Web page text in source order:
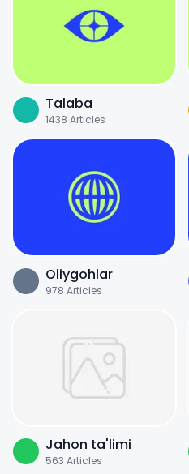
Talaba
1438 Articles
Oliygohlar
978 Articles
Jahon ta'limi
563 Articles